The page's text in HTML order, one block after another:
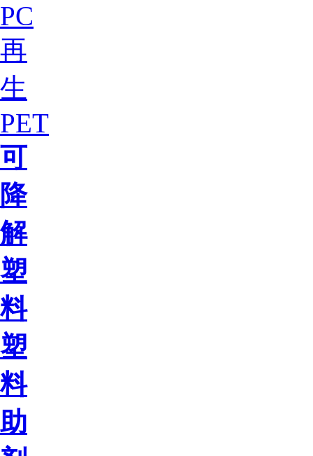
PC
再
生
PET
可
降
解
塑
料
塑
料
助